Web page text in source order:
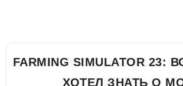
FARMING SIMULATOR 23:
ХОТЕЛ ЗНАТЬ О